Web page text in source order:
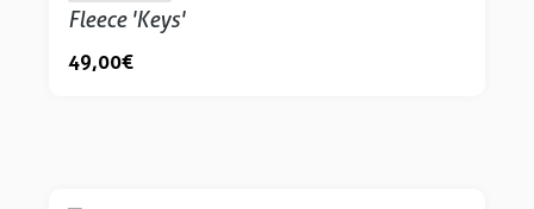
Fleece 'Keys'
49,00 €